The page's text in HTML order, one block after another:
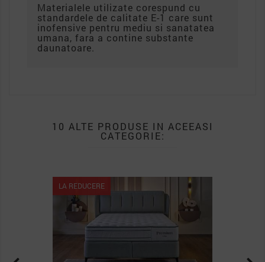
Materialele utilizate corespund cu
standardele de calitate E-1 care sunt
inofensive pentru mediu si sanatatea
umana, fara a contine substante
daunatoare.
10 ALTE PRODUSE IN ACEEASI
CATEGORIE:
LA REDUCERE